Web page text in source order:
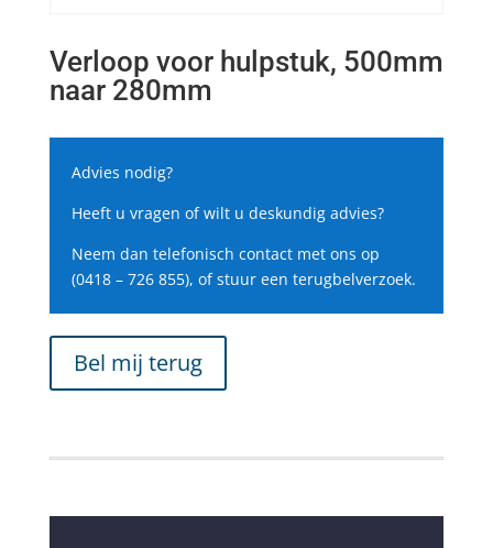
Verloop voor hulpstuk, 500mm
naar 280mm
Advies nodig?
Heeft u vragen of wilt u deskundig advies?
Neem dan telefonisch contact met ons op
(0418 – 726 855), of stuur een terugbelverzoek.
Bel mij terug